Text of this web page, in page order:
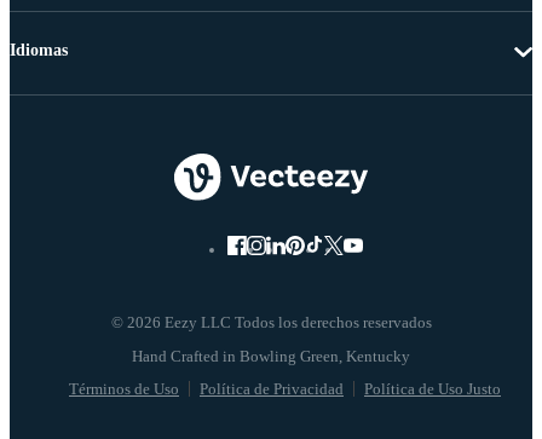
© 2026 Eezy LLC Todos los derechos reservados
Términos de Uso Política de Privacidad Política de Uso Justo
Idiomas